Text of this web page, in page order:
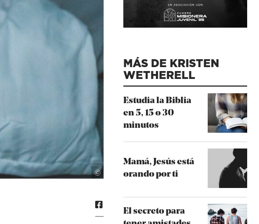
© Unsplash
MÁS DE KRISTEN
WETHERELL
Estudia la Biblia
en 5, 15 o 30
minutos
Mamá, Jesús está
orando por ti
El secreto para